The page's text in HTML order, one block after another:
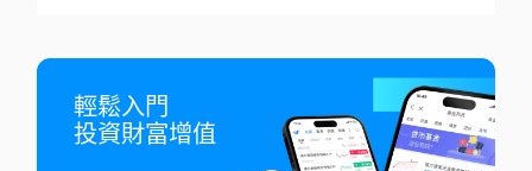
輕鬆入門
投資財富增值